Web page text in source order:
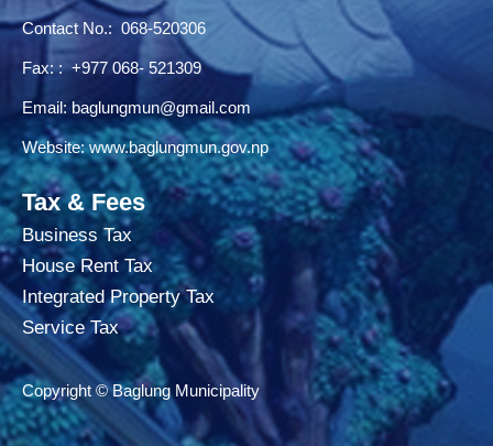
Contact No.: 068-520306
Fax: : +977 068- 521309
Email: baglungmun@gmail.com
Website:www.baglungmun.gov.np
Tax & Fees
Business Tax
House Rent Tax
Integrated Property Tax
Service Tax
Copyright © Baglung Municipality